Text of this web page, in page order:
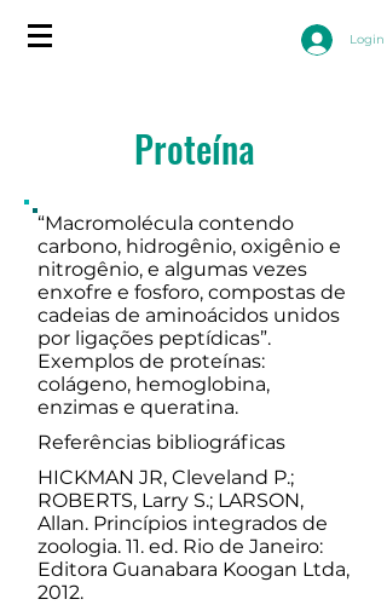
Login
Proteína
“Macromolécula contendo
carbono, hidrogênio, oxigênio e
nitrogênio, e algumas vezes
enxofre e fosforo, compostas de
cadeias de aminoácidos unidos
por ligações peptídicas”.
Exemplos de proteínas:
colágeno, hemoglobina,
enzimas e queratina.
Referências bibliográficas
HICKMAN JR, Cleveland P.;
ROBERTS, Larry S.; LARSON,
Allan. Princípios integrados de
zoologia. 11. ed. Rio de Janeiro:
Editora Guanabara Koogan Ltda,
2012.